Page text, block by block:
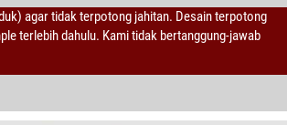
agar tidak terpotong jahitan. Desain terpotong
terlebih dahulu. Kami tidak bertanggung-jawab